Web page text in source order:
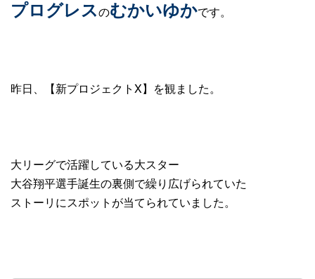
プログレスのむかいゆかです。
昨日、【新プロジェクトX】を観ました。
大リーグで活躍している大スター
大谷翔平選手誕生の裏側で繰り広げられていた
ストーリにスポットが当てられていました。